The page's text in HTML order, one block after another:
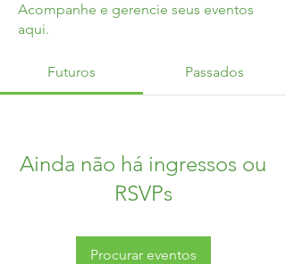
Acompanhe e gerencie seus eventos
aqui.
Futuros Passados
Ainda não há ingressos ou
RSVPs
Procurar eventos